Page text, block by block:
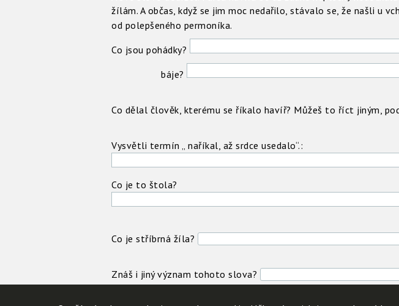
žílám. A občas, když se jim moc nedařilo, stávalo se, že našli u
od polepšeného permoníka.
Co jsou pohádky?
báje?
Co dělal člověk, kterému se říkalo havíř? Můžeš to říct jiným,
Vysvětli termín „ naříkal, až srdce usedalo“.:
Co je to štola?
Co je stříbrná žíla?
Znáš i jiný význam tohoto slova?